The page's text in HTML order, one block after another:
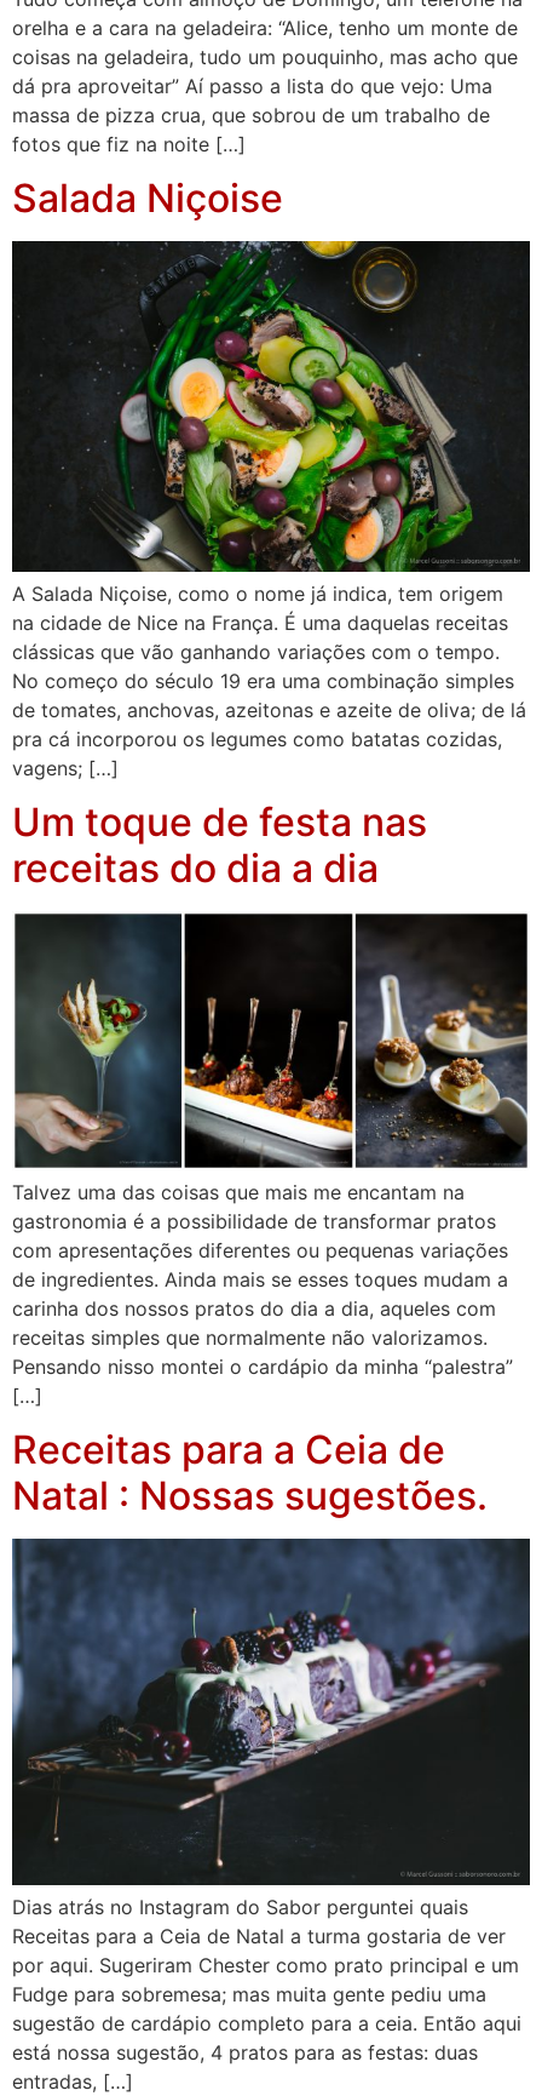
orelha e a cara na geladeira: “Alice, tenho um monte de
coisas na geladeira, tudo um pouquinho, mas acho que
dá pra aproveitar” Aí passo a lista do que vejo: Uma
massa de pizza crua, que sobrou de um trabalho de
fotos que fiz na noite […]
Salada Niçoise
A Salada Niçoise, como o nome já indica, tem origem
na cidade de Nice na França. É uma daquelas receitas
clássicas que vão ganhando variações com o tempo.
No começo do século 19 era uma combinação simples
de tomates, anchovas, azeitonas e azeite de oliva; de lá
pra cá incorporou os legumes como batatas cozidas,
vagens; […]
Um toque de festa nas
receitas do dia a dia
Talvez uma das coisas que mais me encantam na
gastronomia é a possibilidade de transformar pratos
com apresentações diferentes ou pequenas variações
de ingredientes. Ainda mais se esses toques mudam a
carinha dos nossos pratos do dia a dia, aqueles com
receitas simples que normalmente não valorizamos.
Pensando nisso montei o cardápio da minha “palestra”
[…]
Receitas para a Ceia de
Natal : Nossas sugestões.
Dias atrás no Instagram do Sabor perguntei quais
Receitas para a Ceia de Natal a turma gostaria de ver
por aqui. Sugeriram Chester como prato principal e um
Fudge para sobremesa; mas muita gente pediu uma
sugestão de cardápio completo para a ceia. Então aqui
está nossa sugestão, 4 pratos para as festas: duas
entradas, […]